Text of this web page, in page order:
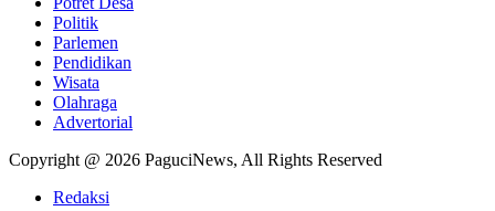
Politik
Parlemen
Pendidikan
Wisata
Olahraga
Advertorial
Copyright @ 2026 PaguciNews, All Rights Reserved
Redaksi